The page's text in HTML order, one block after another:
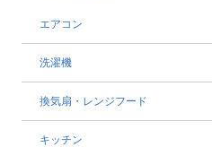
エアコン
洗濯機
換気扇・レンジフード
キッチン